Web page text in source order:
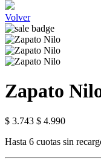
Volver
Zapato
$ 3.743 $ 4.990
Hasta 6 cuotas sin